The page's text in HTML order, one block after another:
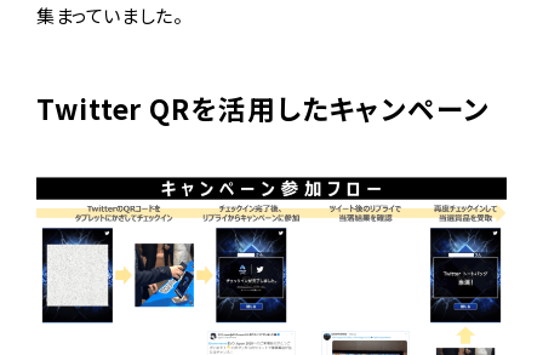
集まっていました。
Twitter QRを活用したキャンペーン